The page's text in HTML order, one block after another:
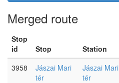
Merged route
Stop
id
Stop Station
3958
Jászai Mari
tér
Jászai Mari
tér